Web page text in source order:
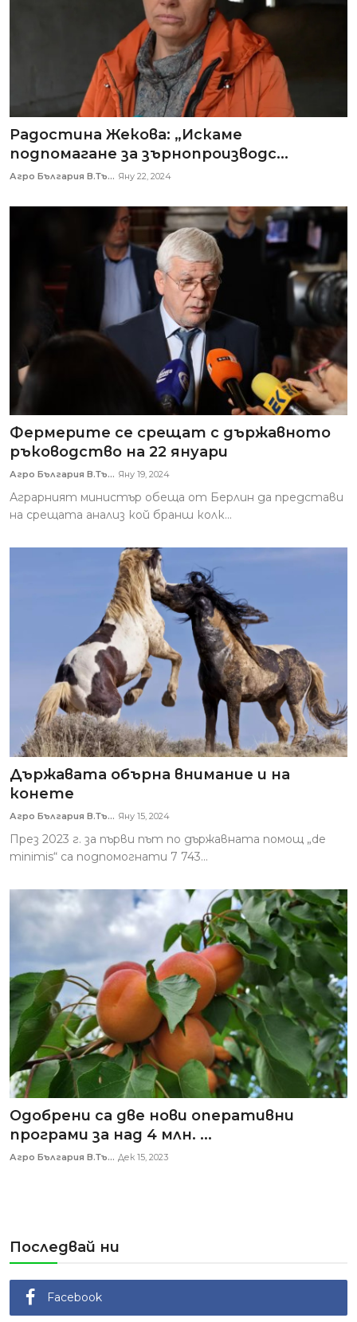
Радостина Жекова: „Искаме
подпомагане за зърнопроизводс...
Агро България В.Тъ... Яну 22, 2024
Фермерите се срещат с държавното
ръководство на 22 януари
Агро България В.Тъ... Яну 19, 2024
Аграрният министър обеща от Берлин да представи
на срещата анализ кой бранш колк...
Държавата обърна внимание и на
конете
Агро България В.Тъ... Яну 15, 2024
През 2023 г. за първи път по държавната помощ „de
minimis“ са подпомогнати 7 743...
Одобрени са две нови оперативни
програми за над 4 млн. ...
Агро България В.Тъ... Дек 15, 2023
Последвай ни
Facebook